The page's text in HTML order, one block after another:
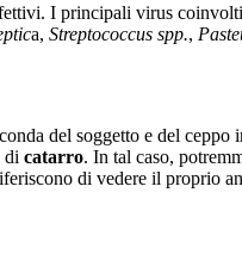
I principali virus
a, Streptococcus spp.,
del soggetto e del
di catarro. In tal caso,
di vedere il proprio